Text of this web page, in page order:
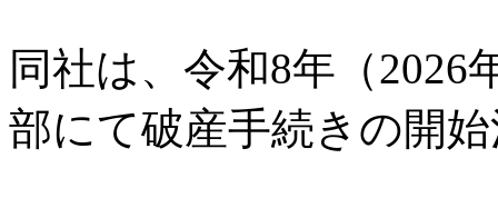
同社は、令和8年（2026
部にて破産手続きの開